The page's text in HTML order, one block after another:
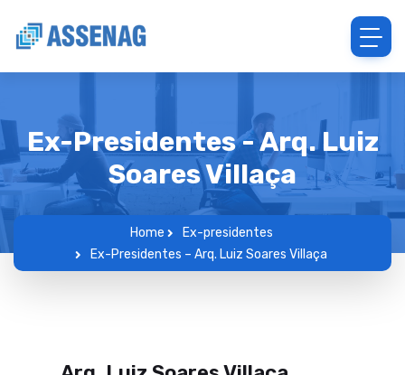
Ex-Presidentes - Arq. Luiz
Soares Villaça
Home
Ex-presidentes
Ex-Presidentes – Arq. Luiz Soares Villaça